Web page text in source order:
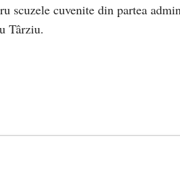
scuzele cuvenite din partea
Târziu.